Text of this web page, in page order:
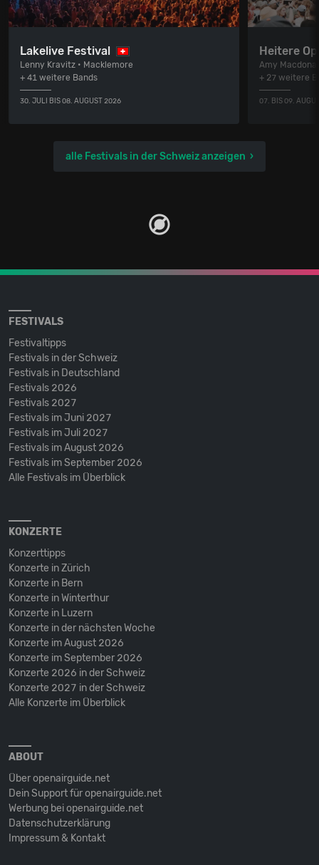
Lakelive Festival
Lenny Kravitz • Macklemore
+ 41 weitere Bands
30. JULI BIS 08. AUGUST 2026
Heitere
Amy
+ 27 weitere
07. BIS 09.
alle Festivals in der Schweiz anzeigen
FESTIVALS
Festivaltipps
Festivals in der Schweiz
Festivals in Deutschland
Festivals 2026
Festivals 2027
Festivals im Juni 2027
Festivals im Juli 2027
Festivals im August 2026
Festivals im September 2026
Alle Festivals im Überblick
KONZERTE
Konzerttipps
Konzerte in Zürich
Konzerte in Bern
Konzerte in Winterthur
Konzerte in Luzern
Konzerte in der nächsten Woche
Konzerte im August 2026
Konzerte im September 2026
Konzerte 2026 in der Schweiz
Konzerte 2027 in der Schweiz
Alle Konzerte im Überblick
ABOUT
Über openairguide.net
Dein Support für openairguide.net
Werbung bei openairguide.net
Datenschutz­erklärung
Impressum & Kontakt